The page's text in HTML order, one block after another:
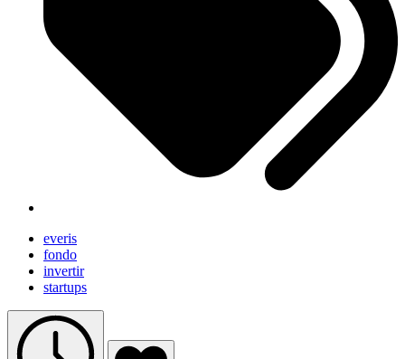
everis
fondo
invertir
startups